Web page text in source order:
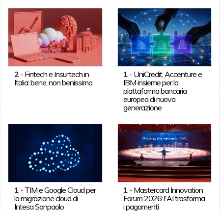
2- Fintech e Insurtech in
Italia: bene, non benissimo
1 - UniCredit, Accenture e
IBM insieme per la
piattaforma bancaria
europea di nuova
generazione
1- TIM e Google Cloud per
la migrazione cloud di
Intesa Sanpaolo
1 - Mastercard Innovation
Forum 2026: l'AI trasforma
i pagamenti